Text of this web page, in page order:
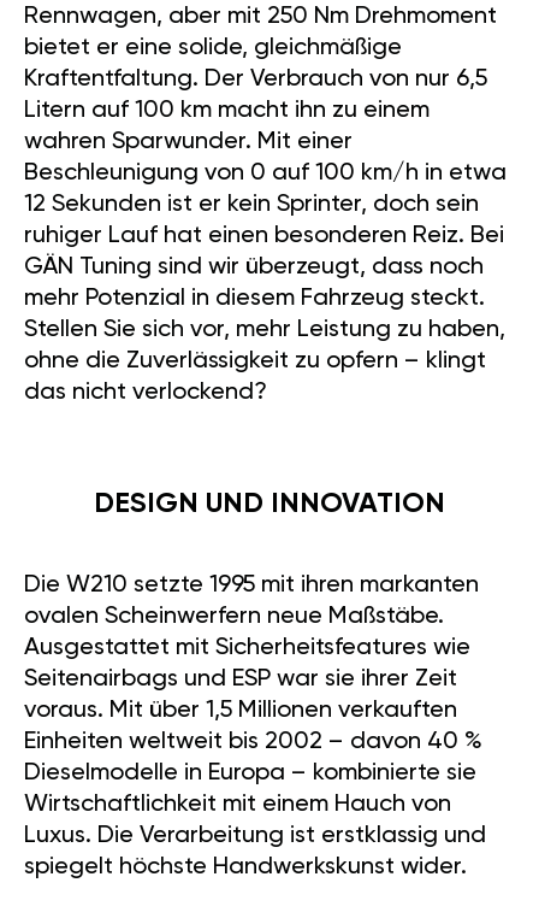
Rennwagen, aber mit 250 Nm Drehmoment
bietet er eine solide, gleichmäßige
Kraftentfaltung. Der Verbrauch von nur 6,5
Litern auf 100 km macht ihn zu einem
wahren Sparwunder. Mit einer
Beschleunigung von 0 auf 100 km/h in etwa
12 Sekunden ist er kein Sprinter, doch sein
ruhiger Lauf hat einen besonderen Reiz. Bei
GÄN Tuning sind wir überzeugt, dass noch
mehr Potenzial in diesem Fahrzeug steckt.
Stellen Sie sich vor, mehr Leistung zu haben,
ohne die Zuverlässigkeit zu opfern – klingt
das nicht verlockend?
DESIGN UND INNOVATION
Die W210 setzte 1995 mit ihren markanten
ovalen Scheinwerfern neue Maßstäbe.
Ausgestattet mit Sicherheitsfeatures wie
Seitenairbags und ESP war sie ihrer Zeit
voraus. Mit über 1,5 Millionen verkauften
Einheiten weltweit bis 2002 – davon 40 %
Dieselmodelle in Europa – kombinierte sie
Wirtschaftlichkeit mit einem Hauch von
Luxus. Die Verarbeitung ist erstklassig und
spiegelt höchste Handwerkskunst wider.